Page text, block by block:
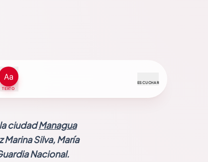
TEXTO
ESCUCHAR
ciudadManagua
Silva, María
Nacional.